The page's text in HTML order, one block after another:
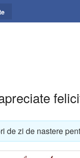
de zi de nastere